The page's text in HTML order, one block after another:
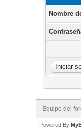
Nombre
Equipo del
Powered By